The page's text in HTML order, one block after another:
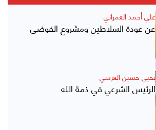
علي أحمد العمراني
عن عودة السلاطين ومشروع الفوضى
يحيى حسين العرشي
الرئيس الشرعي في ذمة الله